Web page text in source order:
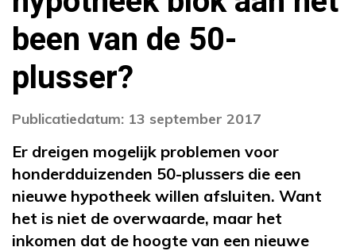
been van de 50-
plusser?
Publicatiedatum: 13 september 2017
Er dreigen mogelijk problemen voor
honderdduizenden 50-plussers die een
nieuwe hypotheek willen afsluiten. Want
het is niet de overwaarde, maar het
inkomen dat de hoogte van een nieuwe